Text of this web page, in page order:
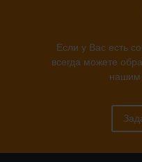
Если у Вас есть
всегда можете
нашим